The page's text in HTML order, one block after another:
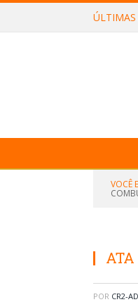
ÚLTIMAS
VOCÊ
ATA
POR CR2-